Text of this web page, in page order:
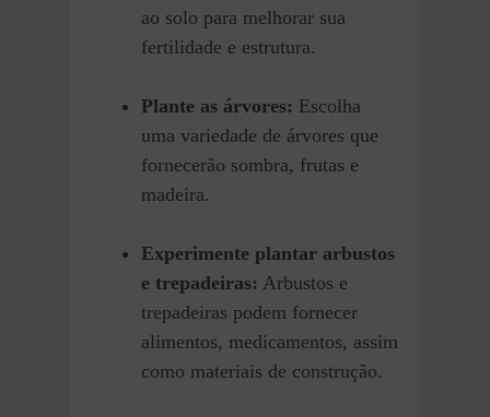
ao solo para melhorar sua
fertilidade e estrutura.
Plante as árvores: Escolha
uma variedade de árvores que
fornecerão sombra, frutas e
madeira.
Experimente plantar arbustos
e trepadeiras: Arbustos e
trepadeiras podem fornecer
alimentos, medicamentos, assim
como materiais de construção.